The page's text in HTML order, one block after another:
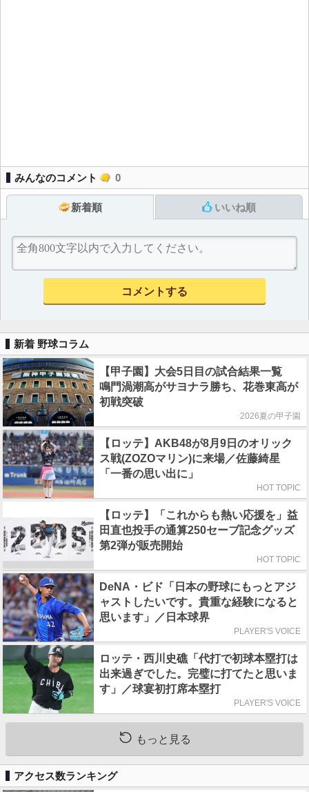
みんなのコメント 0
新着順 いいね順
新着 野球コラム
【甲子園】大会5日目の試合結果一覧
鳴門渦潮高がサヨナラ勝ち、花巻東高が
初戦突破
2026夏の甲子園
【ロッテ】AKB48が8月9日のオリック
ス戦(ZOZOマリン)に来場／佐藤綺星
「一番の思い出に」
HOT TOPIC
【ロッテ】「これからも熱い応援を」益
田直也投手の通算250セーブ記念グッズ
第2弾が販売開始
HOT TOPIC
DeNA・ビド「日本の野球にもっとアジ
ャストしたいです。貴重な経験になると
思います」／日本球界
PLAYER'S VOICE
ロッテ・西川史礁「代打で初球本塁打は
出来過ぎでした。完璧に打てたと思いま
す」／球宴初打席本塁打
PLAYER'S VOICE
もっと見る
アクセス数ランキング